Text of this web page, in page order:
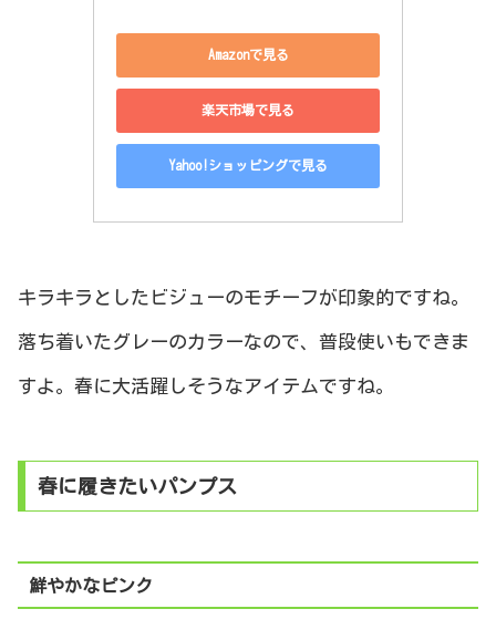
Amazonで見る
楽天市場で見る
Yahoo!ショッピングで見る
キラキラとしたビジューのモチーフが印象的ですね。
落ち着いたグレーのカラーなので、普段使いもできま
すよ。春に大活躍しそうなアイテムですね。
春に履きたいパンプス
鮮やかなピンク